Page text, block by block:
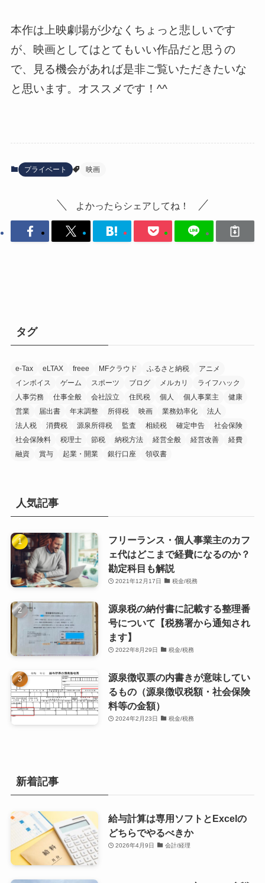
本作は上映劇場が少なくちょっと悲しいです
が、映画としてはとてもいい作品だと思うの
で、見る機会があれば是非ご覧いただきたいな
と思います。オススメです！^^
プライベート 映画
よかったらシェアしてね！
タグ
e-Tax eLTAX freee MFクラウド ふるさと納税
アニメ
インボイス
ゲーム スポーツ ブログ メルカリ
ライフハック
人事労務
仕事全般 会社設立 住民税 個人 個人事業主
健康
営業
届出書 年末調整 所得税 映画 業務効率化
法人
法人税
消費税 源泉所得税 監査 相続税 確定申告
社会保険
社会保険料
税理士 節税 納税方法 経営全般 経営改善
経費
融資
賞与 起業・開業 銀行口座 領収書
人気記事
フリーランス・個人事業主のカフ
ェ代はどこまで経費になるのか？
勘定科目も解説
2021年12月17日 税金/税務
源泉税の納付書に記載する整理番
号について【税務署から通知され
ます】
2022年8月29日 税金/税務
源泉徴収票の内書きが意味してい
るもの（源泉徴収税額・社会保険
料等の金額）
2024年2月23日 税金/税務
新着記事
給与計算は専用ソフトとExcelの
どちらでやるべきか
2026年4月9日 会計/経理